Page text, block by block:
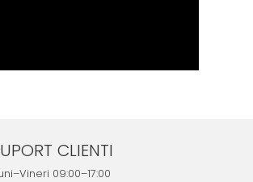
CLIENTI
09:00–17:00